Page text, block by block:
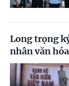
Long trọng
nhân văn